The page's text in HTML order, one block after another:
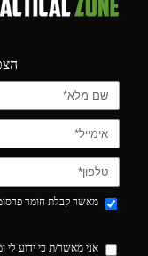
מאשר קבלת חומר
אני מאשר/ת כי ידוע לי